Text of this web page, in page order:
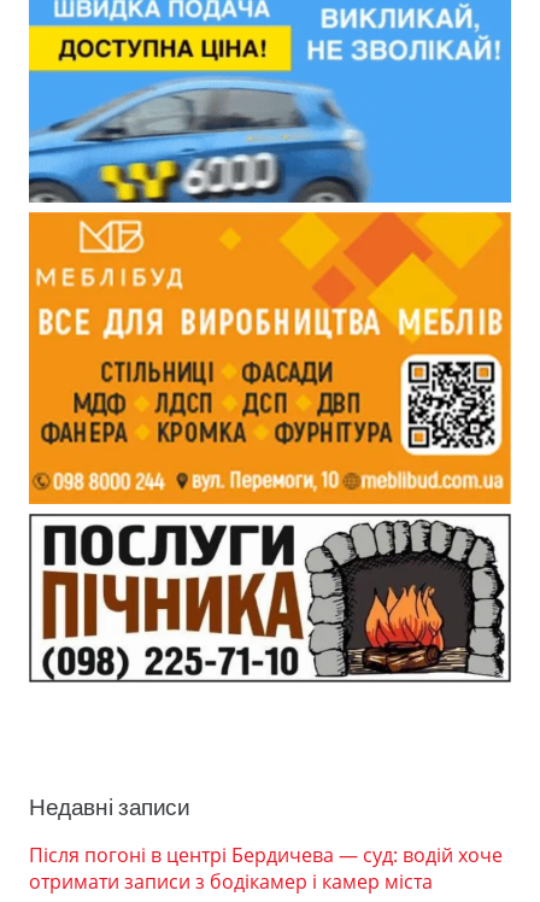
Недавні записи
Після погоні в центрі Бердичева — суд: водій хоче
отримати записи з бодікамер і камер міста